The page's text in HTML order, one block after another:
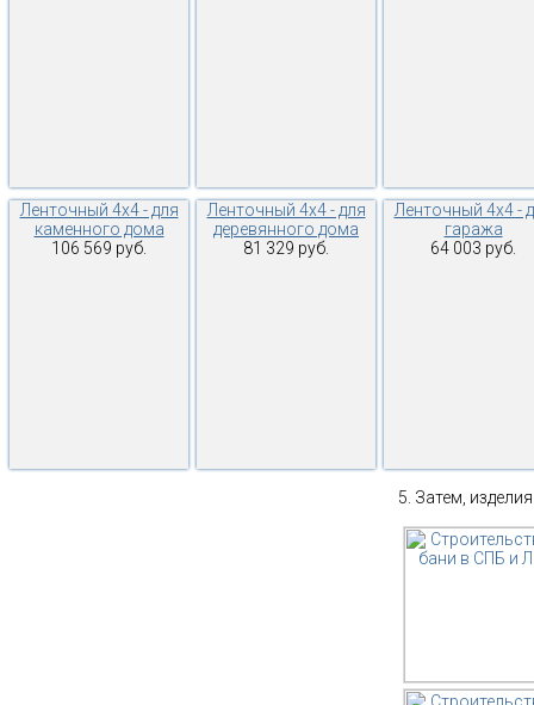
Ленточный 4х4 - для
каменного дома
106 569 руб.
Ленточный 4х4 - для
деревянного дома
81 329 руб.
Ленточный 4х4 -
гаража
64 003 руб.
Затем,